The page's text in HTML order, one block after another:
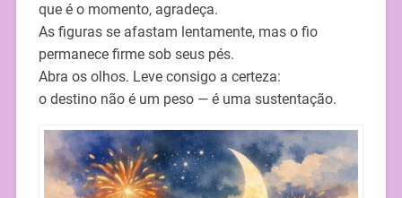
que é o momento, agradeça.
As figuras se afastam lentamente, mas o fio
permanece firme sob seus pés.
Abra os olhos. Leve consigo a certeza:
o destino não é um peso — é uma sustentação.